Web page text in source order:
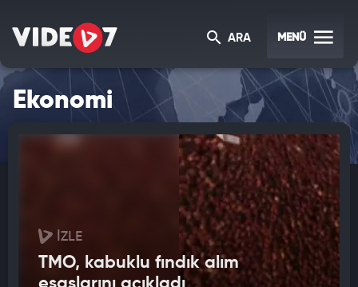
ARA MENÜ
Ekonomi
İZLE
TMO, kabuklu fındık alım